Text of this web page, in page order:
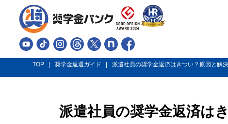
TOP 奨学金返還ガイド 派遣社員の奨学金返済はきつい？原因と解
派遣社員の奨学金返済は